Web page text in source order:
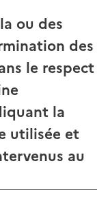
ou des
des
le respect
la
utilisée et
au